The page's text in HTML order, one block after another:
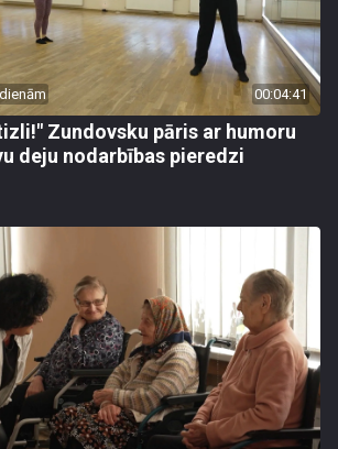
00:04:41
Zundovsku pāris ar humoru
deju nodarbības pieredzi